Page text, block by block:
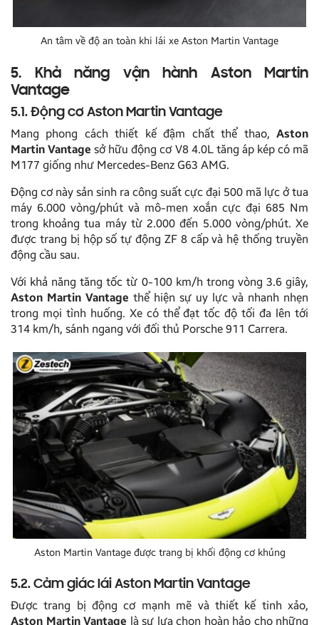
An tâm về độ an toàn khi lái xe Aston Martin Vantage
5. Khả năng vận hành Aston Martin
Vantage
5.1. Động cơ Aston Martin Vantage
Mang phong cách thiết kế đậm chất thể thao, Aston
Martin Vantage sở hữu động cơ V8 4.0L tăng áp kép có mã
M177 giống như Mercedes-Benz G63 AMG.
Động cơ này sản sinh ra công suất cực đại 500 mã lực ở tua
máy 6.000 vòng/phút và mô-men xoắn cực đại 685 Nm
trong khoảng tua máy từ 2.000 đến 5.000 vòng/phút. Xe
được trang bị hộp số tự động ZF 8 cấp và hệ thống truyền
động cầu sau.
Với khả năng tăng tốc từ 0-100 km/h trong vòng 3.6 giây,
Aston Martin Vantage thể hiện sự uy lực và nhanh nhẹn
trong mọi tình huống. Xe có thể đạt tốc độ tối đa lên tới
314 km/h, sánh ngang với đối thủ Porsche 911 Carrera.
Aston Martin Vantage được trang bị khối động cơ khủng
5.2. Cảm giác lái Aston Martin Vantage
Được trang bị động cơ mạnh mẽ và thiết kế tinh xảo,
Aston Martin Vantage là sự lựa chọn hoàn hảo cho những